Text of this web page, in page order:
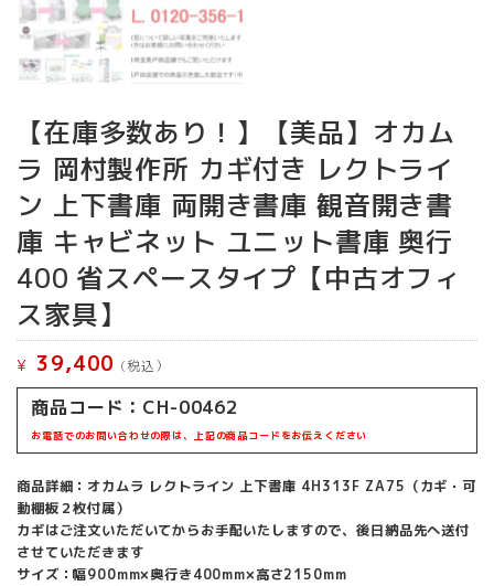
【在庫多数あり！】【美品】オカム
ラ 岡村製作所 カギ付き レクトライ
ン 上下書庫 両開き書庫 観音開き書
庫 キャビネット ユニット書庫 奥行
400 省スペースタイプ【中古オフィ
ス家具】
¥ 39,400 (税込）
商品コード：CH-00462
お電話でのお問い合わせの際は、上記の商品コードをお伝えください
商品詳細：オカムラ レクトライン 上下書庫 4H313F ZA75（カギ・可
動棚板２枚付属）
カギはご注文いただいてからお手配いたしますので、後日納品先へ送付
させていただきます
サイズ：幅900mm×奥行き400mm×高さ2150mm